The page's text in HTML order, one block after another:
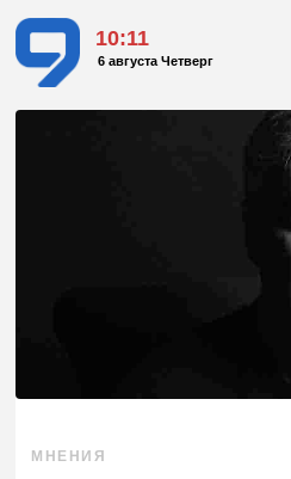
10:11
6 августа Четверг
МНЕНИЯ